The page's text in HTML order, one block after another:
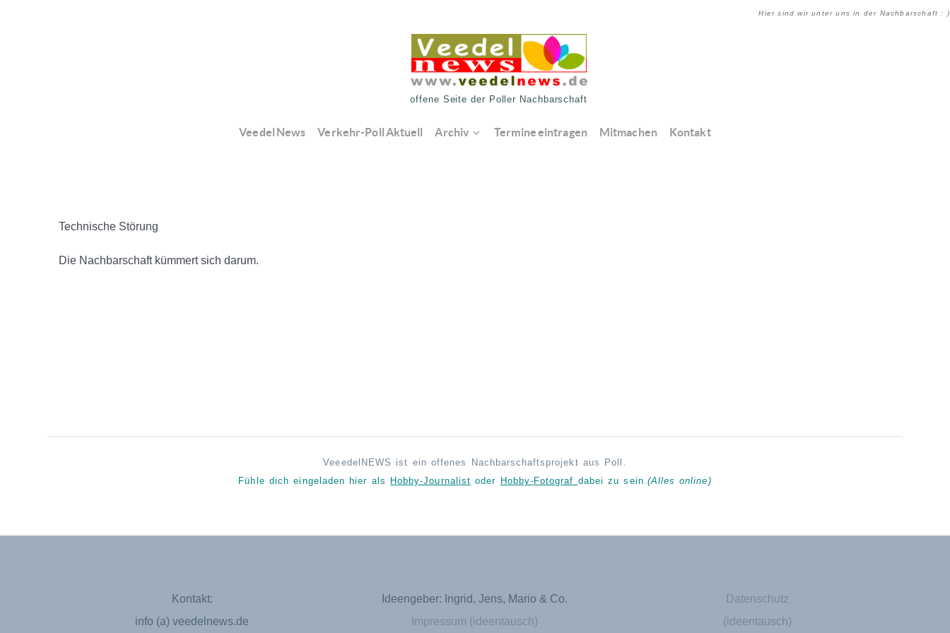
Hier sind wir unter uns in der Nachbarschaft : )
offene Seite der Poller Nachbarschaft
Veedel News Verkehr-Poll Aktuell Archiv Termine eintragen Mitmachen Kontakt
Technische Störung
Die Nachbarschaft kümmert sich darum.
VeeedelNEWS ist ein offenes Nachbarschaftsprojekt aus Poll.
Fühle dich eingeladen hier als
Hobby-Journalist oder Hobby-Fotograf dabei zu sein. (Alles online)
Kontakt:
info (a) veedelnews.de
Ideengeber: Ingrid, Jens, Mario & Co.
Impressum (ideentausch)
Datenschutz
(ideentausch)